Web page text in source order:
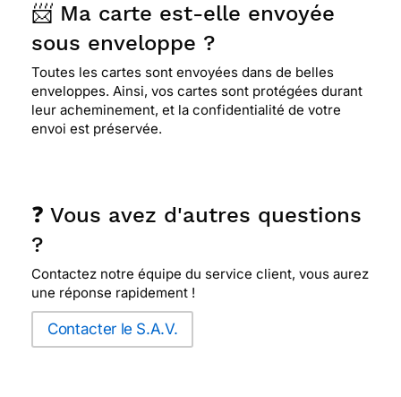
📨 Ma carte est-elle envoyée
sous enveloppe ?
Toutes les cartes sont envoyées dans de belles
enveloppes. Ainsi, vos cartes sont protégées durant
leur acheminement, et la confidentialité de votre
envoi est préservée.
❓ Vous avez d'autres questions
?
Contactez notre équipe du service client, vous aurez
une réponse rapidement !
Contacter le S.A.V.